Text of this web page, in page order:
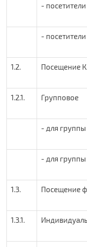
- посетители
-
1.2. Посещение
1.2.1. Групповое
- для группы
- для группы
1.3. Посещение
1.3.1.